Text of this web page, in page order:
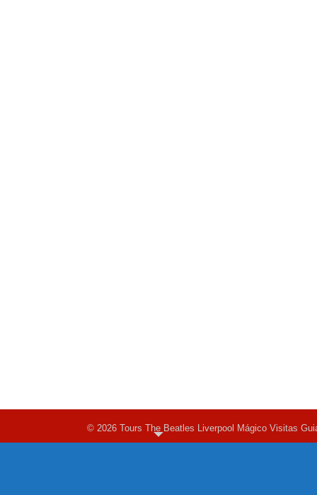
© 2026 Tours The Beatles Liverpool Mágico Visitas